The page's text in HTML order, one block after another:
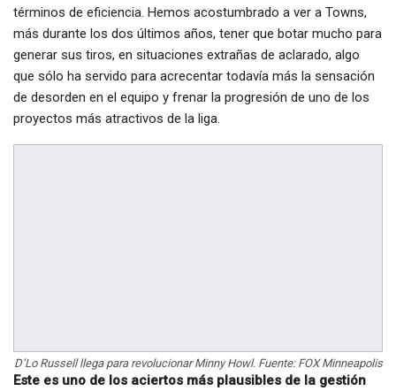
términos de eficiencia. Hemos acostumbrado a ver a Towns,
más durante los dos últimos años, tener que botar mucho para
generar sus tiros, en situaciones extrañas de aclarado, algo
que sólo ha servido para acrecentar todavía más la sensación
de desorden en el equipo y frenar la progresión de uno de los
proyectos más atractivos de la liga.
D’Lo Russell llega para revolucionar Minny Howl. Fuente: FOX Minneapolis
Este es uno de los aciertos más plausibles de la gestión